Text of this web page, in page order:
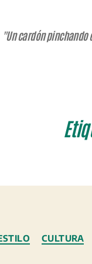
"Un cardón
CULTURA